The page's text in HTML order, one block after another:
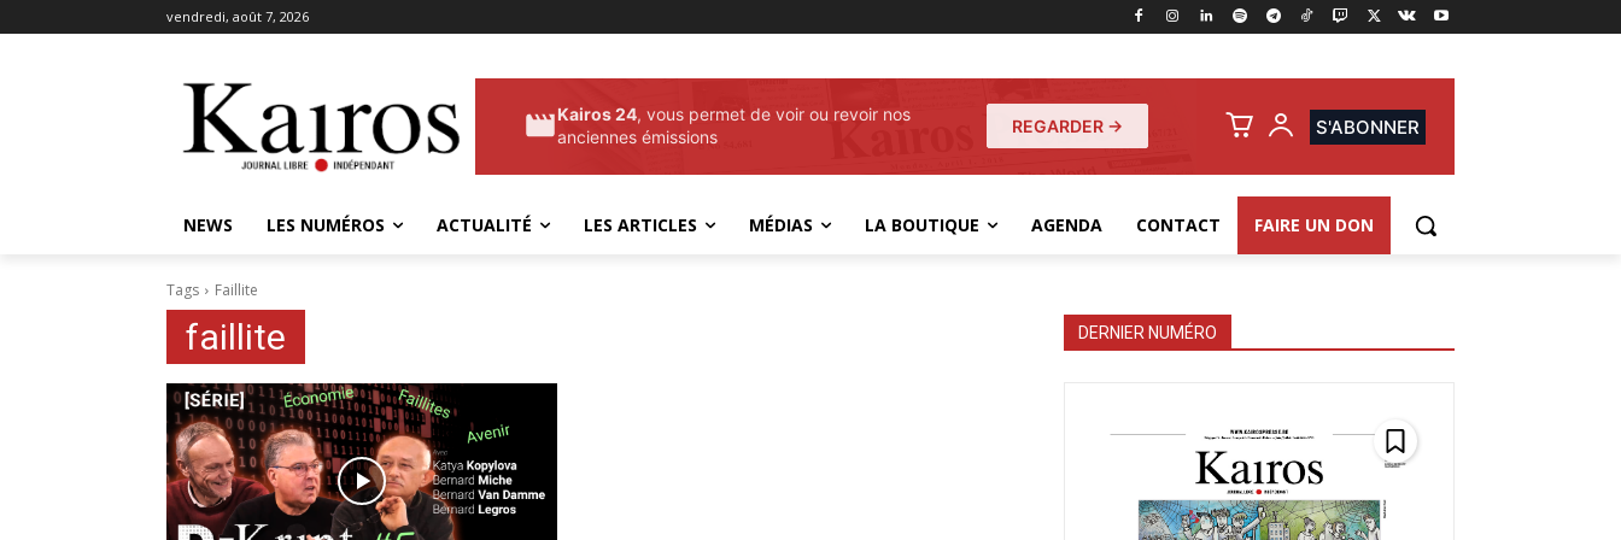
vendredi, août 7, 2026
Kairos 24, vous permet de voir ou revoir nos
anciennes émissions
REGARDER → S'ABONNER
NEWS LES NUMÉROS ACTUALITÉ LES ARTICLES MÉDIAS LA BOUTIQUE AGENDA CONTACT FAIRE UN DON
Tags Faillite
faillite DERNIER NUMÉRO